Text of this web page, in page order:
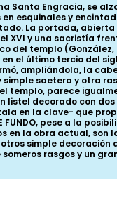
Santa Engracia,
esquinales y
La portada,
y una sacristía
del templo
el último tercio del
ampliándola, la
saetera y otra
parece
decorado con
en la clave- que
FUNDO, pese a la
en la obra actual,
simple
rasgos y un